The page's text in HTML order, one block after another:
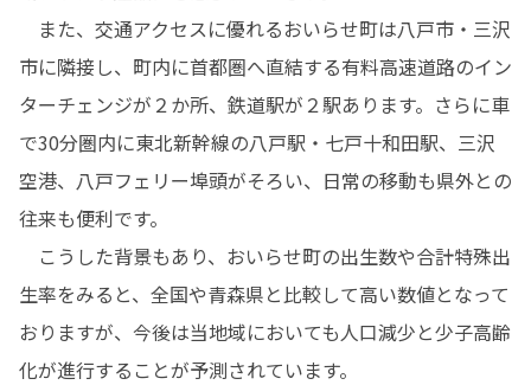
また、交通アクセスに優れるおいらせ町は八戸市・三沢
市に隣接し、町内に首都圏へ直結する有料高速道路のイン
ターチェンジが２か所、鉄道駅が２駅あります。さらに車
で30分圏内に東北新幹線の八戸駅・七戸十和田駅、三沢
空港、八戸フェリー埠頭がそろい、日常の移動も県外との
往来も便利です。
こうした背景もあり、おいらせ町の出生数や合計特殊出
生率をみると、全国や青森県と比較して高い数値となって
おりますが、今後は当地域においても人口減少と少子高齢
化が進行することが予測されています。